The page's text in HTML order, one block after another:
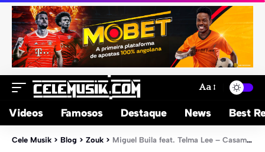
Aa
Videos Famosos Destaque News Best
Cele Musik > Blog > Zouk > Miguel Buila feat. Telma Lee – Casamento